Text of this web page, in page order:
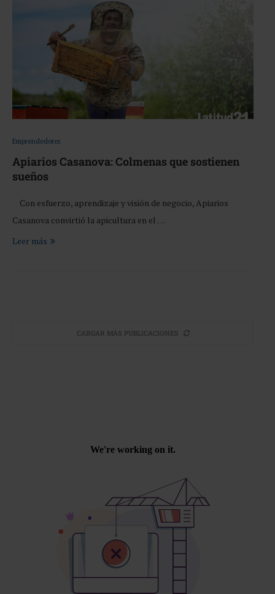
Emprendedores
Apiarios Casanova: Colmenas que sostienen
sueños
Con esfuerzo, aprendizaje y visión de negocio, Apiarios
Casanova convirtió la apicultura en el …
Leer más
CARGAR MÁS PUBLICACIONES